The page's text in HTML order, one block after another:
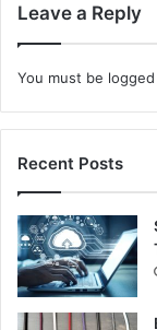
Leave a Reply
You must be logged
Recent Posts